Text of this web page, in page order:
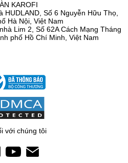
KAROFI
Số 6 Nguyễn Hữu Thọ,
Hà Nội, Việt Nam
Lim 2, Số 62A Cách Mạng Tháng
phố Hồ Chí Minh, Việt Nam
với chúng tôi